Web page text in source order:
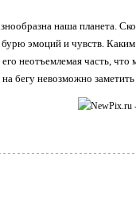
наша планета.
бурю эмоций и чувств.
неотъемлемая часть,
бегу невозможно